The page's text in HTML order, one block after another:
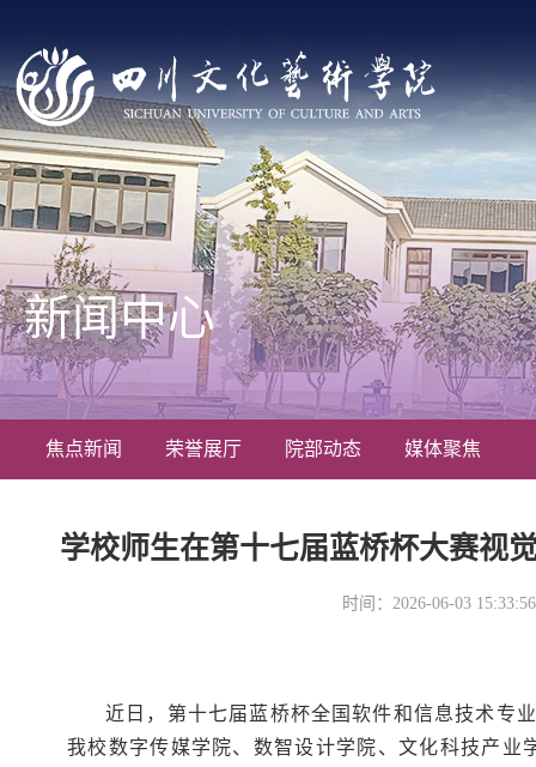
焦点新闻 荣誉展厅 院部动态 媒体聚焦
新闻中心
学校师生在第十七届蓝桥杯大赛视
时间：2026-06-03
近日，第十七届蓝桥杯全国软件和信息技术
我校数字传媒学院、数智设计学院、文化科技产